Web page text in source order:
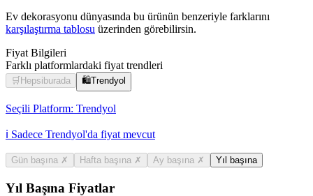
Ev dekorasyonu dünyasında bu ürünün benzeriyle farklarını
karşılaştırma tablosu üzerinden görebilirsin.
Fiyat Bilgileri
Farklı platformlardaki fiyat trendleri
🛒 Hepsiburada 🛍️Trendyol
Seçili Platform: Trendyol
ℹ️ Sadece Trendyol'da fiyat mevcut
Gün başına ✗ Hafta başına ✗ Ay başına ✗ Yıl başına
Yıl Başına Fiyatlar